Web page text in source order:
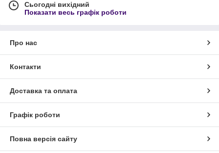
Сьогодні вихідний
Показати весь графік роботи
Про нас
Контакти
Доставка та оплата
Графік роботи
Повна версія сайту